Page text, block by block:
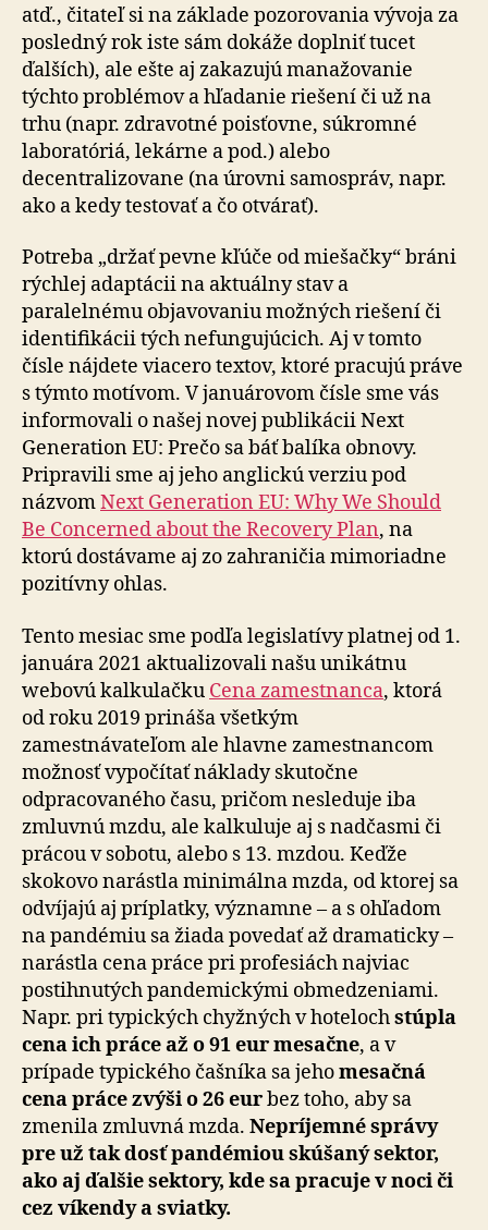
atď., čitateľ si na základe pozorovania vývoja za
posledný rok iste sám dokáže doplniť tucet
ďalších), ale ešte aj zakazujú manažovanie
týchto problémov a hľadanie riešení či už na
trhu (napr. zdravotné poisťovne, súkromné
laboratóriá, lekárne a pod.) alebo
decentralizovane (na úrovni samospráv, napr.
ako a kedy testovať a čo otvárať).
Potreba „držať pevne kľúče od miešačky“ bráni
rýchlej adaptácii na aktuálny stav a
paralelnému objavovaniu možných riešení či
identifikácii tých nefungujúcich. Aj v tomto
čísle nájdete viacero textov, ktoré pracujú práve
s týmto motívom. V januárovom čísle sme vás
informovali o našej novej publikácii Next
Generation EU: Prečo sa báť balíka obnovy.
Pripravili sme aj jeho anglickú verziu pod
názvomNext Generation EU: Why We Should
Be Concerned about the Recovery Plan, na
ktorú dostávame aj zo zahraničia mimoriadne
pozitívny ohlas.
Tento mesiac sme podľa legislatívy platnej od 1.
januára 2021 aktualizovali našu unikátnu
webovú kalkulačku Cena zamestnanca, ktorá
od roku 2019 prináša všetkým
zamestnávateľom ale hlavne zamestnancom
možnosť vypočítať náklady skutočne
odpracovaného času, pričom nesleduje iba
zmluvnú mzdu, ale kalkuluje aj s nadčasmi či
prácou v sobotu, alebo s 13. mzdou. Keďže
skokovo narástla minimálna mzda, od ktorej sa
odvíjajú aj príplatky, významne – a s ohľadom
na pandémiu sa žiada povedať až dramaticky –
narástla cena práce pri profesiách najviac
postihnutých pandemickými obmedzeniami.
Napr. pri typických chyžných v hotelochstúpla
cena ich práce až o 91 eur mesačne, a v
prípade typického čašníka sa jehomesačná
cena práce zvýši o 26 eurbez toho, aby sa
zmenila zmluvná mzda. Nepríjemné správy
pre už tak dosť pandémiou skúšaný sektor,
ako aj ďalšie sektory, kde sa pracuje v noci či
cez víkendy a sviatky.